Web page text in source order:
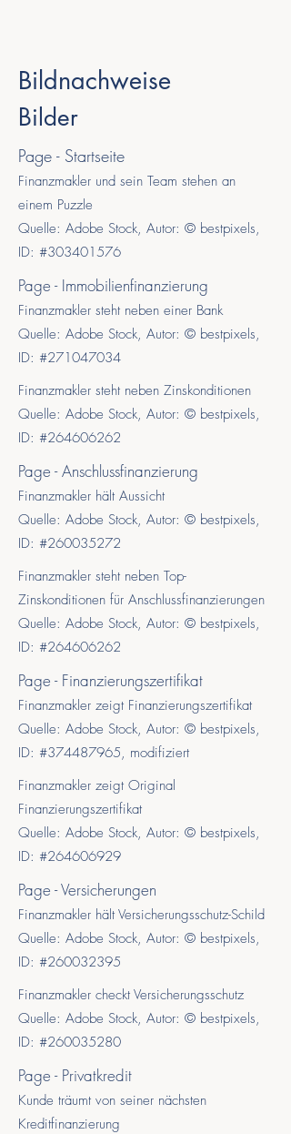
Bildnachweise
Bilder
Page - Startseite
Finanzmakler und sein Team stehen an
einem Puzzle
Quelle: Adobe Stock, Autor: © bestpixels,
ID: #303401576
Page - Immobilienfinanzierung
Finanzmakler steht neben einer Bank
Quelle: Adobe Stock, Autor: © bestpixels,
ID: #271047034
Finanzmakler steht neben Zinskonditionen
Quelle: Adobe Stock, Autor: © bestpixels,
ID: #264606262
Page - Anschlussfinanzierung
Finanzmakler hält Aussicht
Quelle: Adobe Stock, Autor: © bestpixels,
ID: #260035272
Finanzmakler steht neben Top-
Zinskonditionen für Anschlussfinanzierungen
Quelle: Adobe Stock, Autor: © bestpixels,
ID: #264606262
Page - Finanzierungszertifikat
Finanzmakler zeigt Finanzierungszertifikat
Quelle: Adobe Stock, Autor: © bestpixels,
ID: #374487965, modifiziert
Finanzmakler zeigt Original
Finanzierungszertifikat
Quelle: Adobe Stock, Autor: © bestpixels,
ID: #264606929
Page - Versicherungen
Finanzmakler hält Versicherungsschutz-Schild
Quelle: Adobe Stock, Autor: © bestpixels,
ID: #260032395
Finanzmakler checkt Versicherungsschutz
Quelle: Adobe Stock, Autor: © bestpixels,
ID: #260035280
Page - Privatkredit
Kunde träumt von seiner nächsten
Kreditfinanzierung